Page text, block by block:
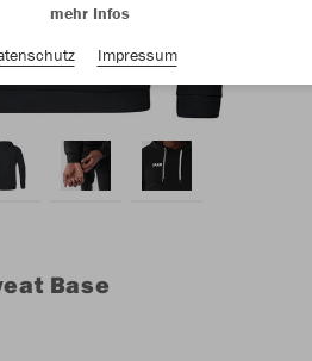
Base
mehr Infos
Impressum